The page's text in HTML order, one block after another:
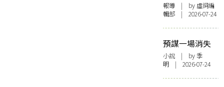
報導 | by 虛詞編
輯部 | 2026-07-24
預謀一場消失
小說 | by 季
明 | 2026-07-24